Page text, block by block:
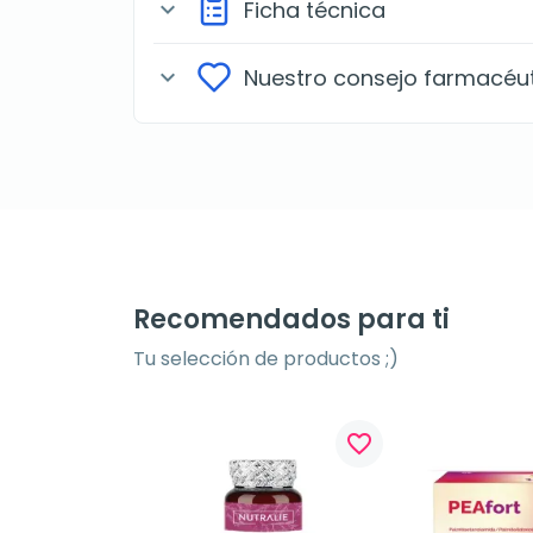
expand_more Ficha técnica
expand_more Nuestro consejo
Recomendados para ti
Tu selección de productos ;)
favorite_border